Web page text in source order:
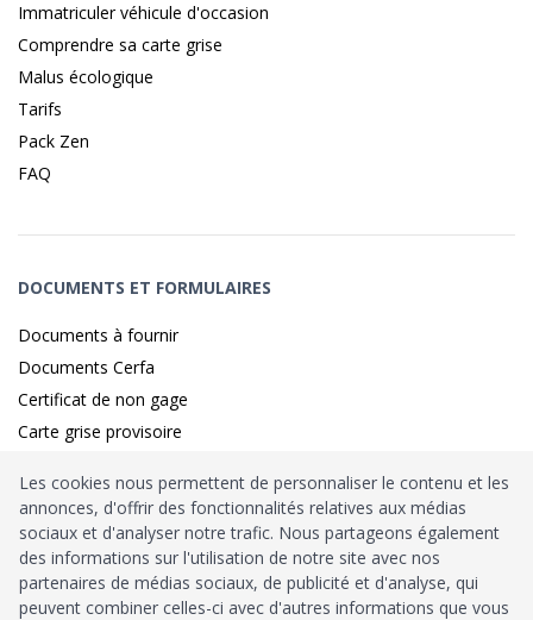
Immatriculer véhicule d'occasion
Comprendre sa carte grise
Malus écologique
Tarifs
Pack Zen
FAQ
DOCUMENTS ET FORMULAIRES
Documents à fournir
Documents Cerfa
Certificat de non gage
Carte grise provisoire
Identité sécurisé parFranceConnect
Habilitation Ministère de l’Intérieur : n°212900
Les cookies nous permettent de personnaliser le contenu et les
annonces, d'offrir des fonctionnalités relatives aux médias
sociaux et d'analyser notre trafic. Nous partageons également
des informations sur l'utilisation de notre site avec nos
partenaires de médias sociaux, de publicité et d'analyse, qui
peuvent combiner celles-ci avec d'autres informations que vous